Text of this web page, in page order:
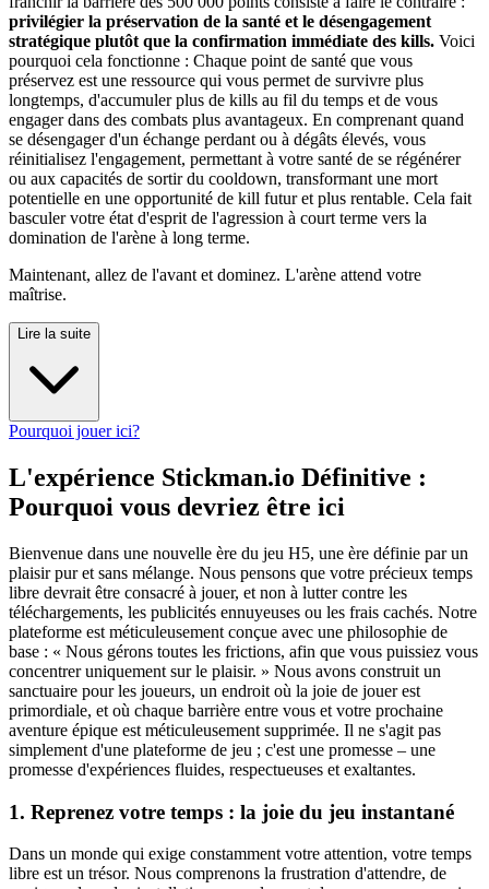
privilégier la préservation de la santé et le désengagement
stratégique plutôt que la confirmation immédiate des kills. Voici
pourquoi cela fonctionne : Chaque point de santé que vous
préservez est une ressource qui vous permet de survivre plus
longtemps, d'accumuler plus de kills au fil du temps et de vous
engager dans des combats plus avantageux. En comprenant quand
se désengager d'un échange perdant ou à dégâts élevés, vous
réinitialisez l'engagement, permettant à votre santé de se régénérer
ou aux capacités de sortir du cooldown, transformant une mort
potentielle en une opportunité de kill futur et plus rentable. Cela fait
basculer votre état d'esprit de l'agression à court terme vers la
domination de l'arène à long terme.
Maintenant, allez de l'avant et dominez. L'arène attend votre
maîtrise.
Lire la suite
Pourquoi jouer ici?
L'expérience Stickman.io Définitive :
Pourquoi vous devriez être ici
Bienvenue dans une nouvelle ère du jeu H5, une ère définie par un
plaisir pur et sans mélange. Nous pensons que votre précieux temps
libre devrait être consacré à jouer, et non à lutter contre les
téléchargements, les publicités ennuyeuses ou les frais cachés. Notre
plateforme est méticuleusement conçue avec une philosophie de
base : « Nous gérons toutes les frictions, afin que vous puissiez vous
concentrer uniquement sur le plaisir. » Nous avons construit un
sanctuaire pour les joueurs, un endroit où la joie de jouer est
primordiale, et où chaque barrière entre vous et votre prochaine
aventure épique est méticuleusement supprimée. Il ne s'agit pas
simplement d'une plateforme de jeu ; c'est une promesse – une
promesse d'expériences fluides, respectueuses et exaltantes.
1. Reprenez votre temps : la joie du jeu instantané
Dans un monde qui exige constamment votre attention, votre temps
libre est un trésor. Nous comprenons la frustration d'attendre, de